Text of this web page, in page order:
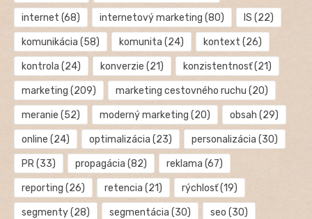
internet (68) internetový marketing (80) IS (22)
komunikácia (58) komunita (24) kontext (26)
kontrola (24) konverzie (21) konzistentnosť(21)
marketing (209) marketing cestovného ruchu (20)
meranie (52) moderný marketing (20) obsah (29)
online (24) optimalizácia (23) personalizácia (30)
PR(33) propagácia (82) reklama (67)
reporting (26) retencia (21) rýchlosť(19)
segmenty(28) segmentácia (30) seo (30)